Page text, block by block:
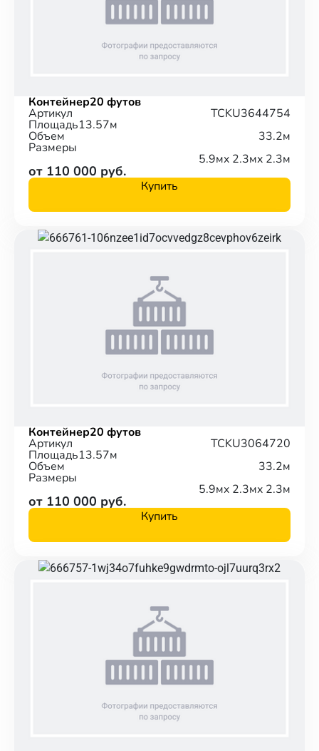
Контейнер20 футов
Артикул TCKU3644754
Площадь13.57м
Объем 33.2м
Размеры
5.9мx 2.3мx 2.3м
от 110 000 руб.
Купить
Контейнер20 футов
Артикул TCKU3064720
Площадь13.57м
Объем 33.2м
Размеры
5.9мx 2.3мx 2.3м
от 110 000 руб.
Купить